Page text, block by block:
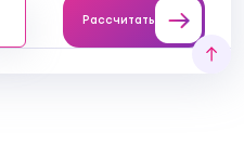
Рассчитать